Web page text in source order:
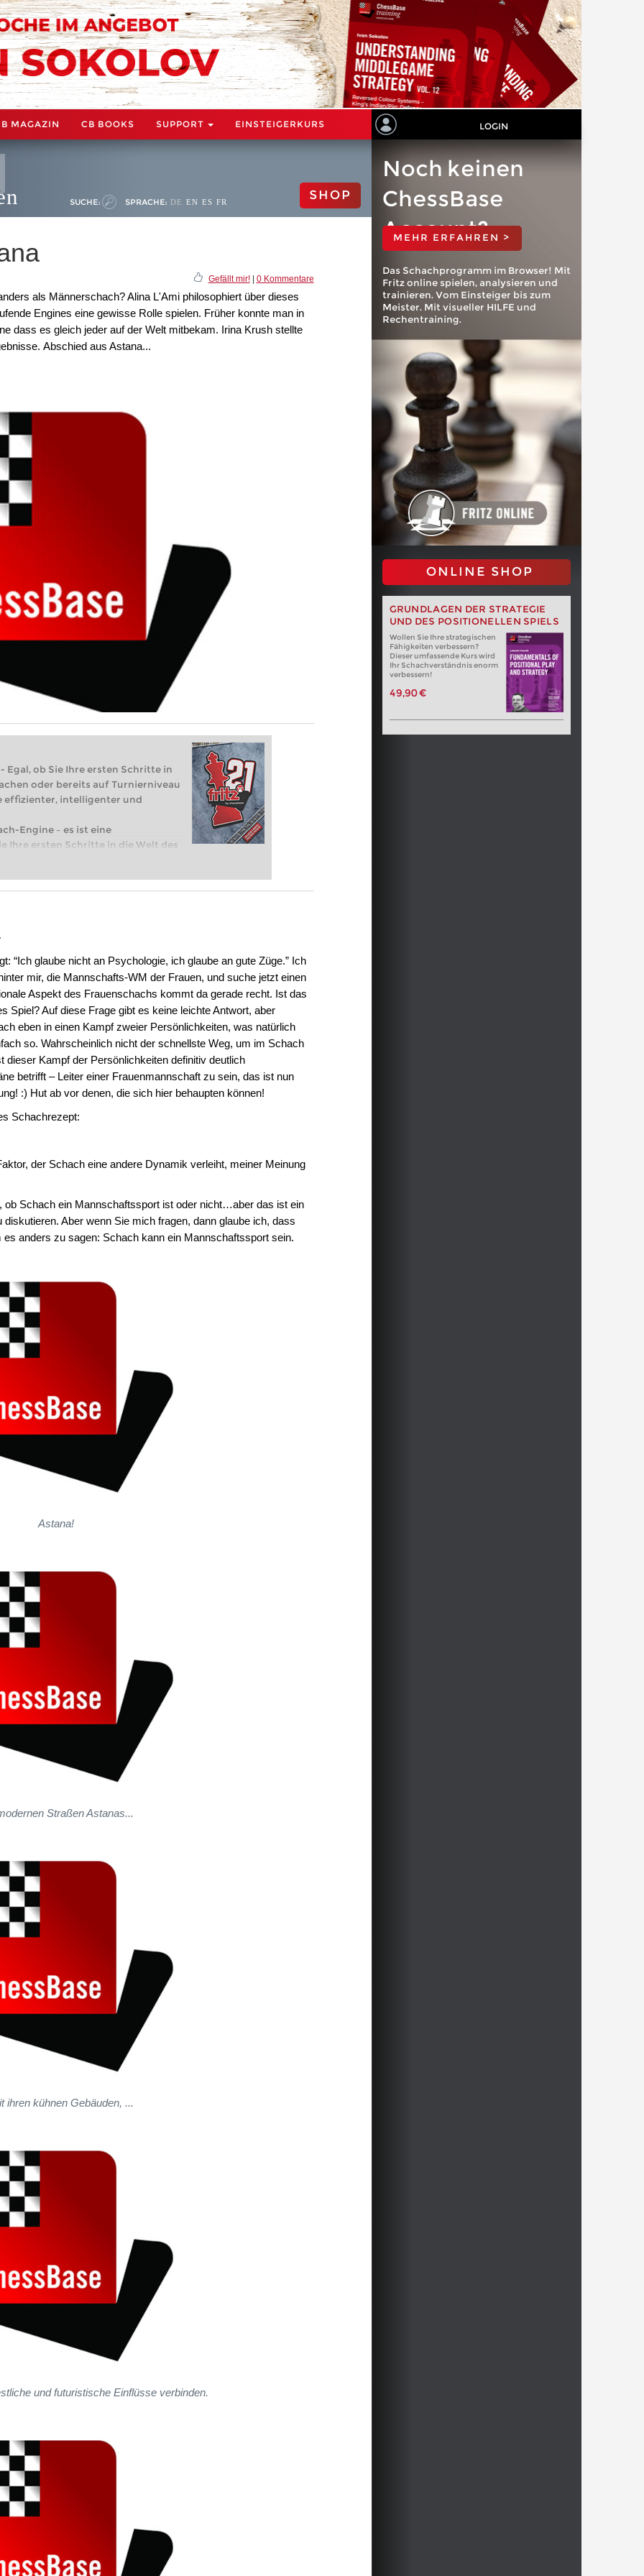
MAGAZIN CB BOOKS SUPPORT EINSTEIGERKURS LOGIN
SUCHE: SPRACHE: DE EN ES FR SHOP
Gefällt mir!| 0 Kommentare
als Männerschach? Alina L'Ami philosophiert über dieses
Engines eine gewisse Rolle spielen. Früher konnte man in
dass es gleich jeder auf der Welt mitbekam. Irina Krush stellte
Abschied aus Astana...
ob Sie Ihre ersten Schritte in
oder bereits auf Turnierniveau
effizienter, intelligenter und
Engine – es ist eine
Ihre ersten Schritte in die Welt des
Noch keinen
ChessBase
Account?
MEHR ERFAHREN >
Das Schachprogramm im Browser! Mit
Fritz online spielen, analysieren und
trainieren. Vom Einsteiger bis zum
Meister. Mit visueller HILFE und
Rechentraining.
ONLINE SHOP
GRUNDLAGEN DER STRATEGIE
UND DES POSITIONELLEN SPIELS
Wollen Sie Ihre strategischen
Fähigkeiten verbessern?
Dieser umfassende Kurs wird
Ihr Schachverständnis enorm
verbessern!
49,90 €
“Ich glaube nicht an Psychologie, ich glaube an gute Züge.” Ich
mir, die Mannschafts-WM der Frauen, und suche jetzt einen
Aspekt des Frauenschachs kommt da gerade recht. Ist das
Spiel? Auf diese Frage gibt es keine leichte Antwort, aber
eben in einen Kampf zweier Persönlichkeiten, was natürlich
so. Wahrscheinlich nicht der schnellste Weg, um im Schach
Kampf der Persönlichkeiten definitiv deutlich
betrifft – Leiter einer Frauenmannschaft zu sein, das ist nun
:) Hut ab vor denen, die sich hier behaupten können!
Schachrezept:
der Schach eine andere Dynamik verleiht, meiner Meinung
Schach ein Mannschaftssport ist oder nicht…aber das ist ein
Aber wenn Sie mich fragen, dann glaube ich, dass
anders zu sagen: Schach kann ein Mannschaftssport sein.
Astana!
Straßen Astanas...
ihren kühnen Gebäuden, ...
und futuristische Einflüsse verbinden.